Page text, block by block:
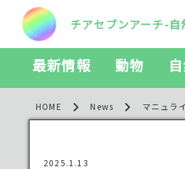
チアセブンアーチ-
最新情報 動物
HOME News マニュラ
2025.1.13